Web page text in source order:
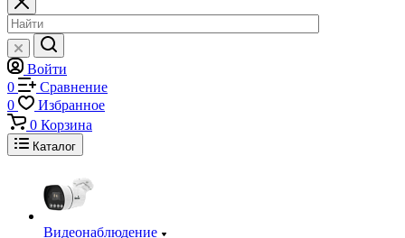
Войти
0
Сравнение
0
Избранное
0 Корзина
Каталог
Видеонаблюдение